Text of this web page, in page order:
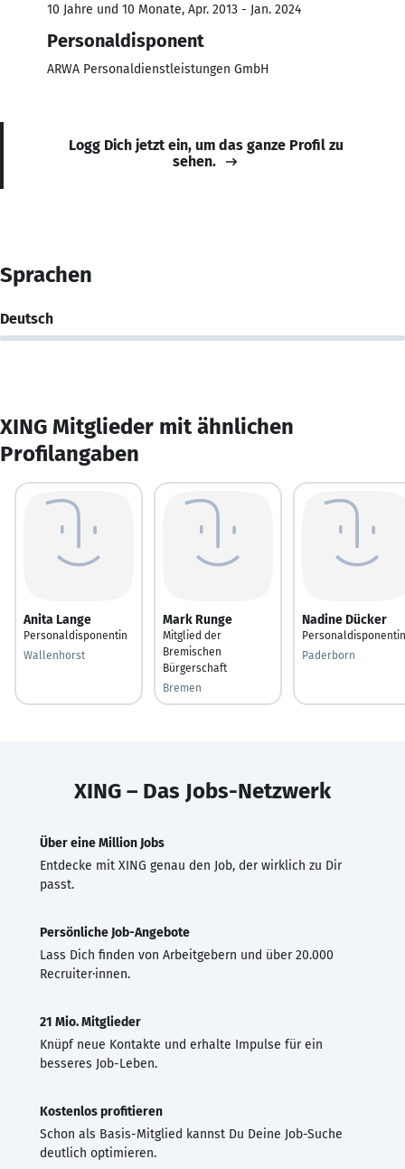
10 Jahre und 10 Monate, Apr. 2013 - Jan. 2024
Personaldisponent
ARWA Personaldienstleistungen GmbH
Logg Dich jetzt ein, um das ganze Profil zu
sehen.
Sprachen
Deutsch
XING Mitglieder mit ähnlichen
Profilangaben
Anita Lange
Personaldisponentin
Wallenhorst
Mark Runge
Mitglied der
Bremischen
Bürgerschaft
Bremen
Nadine Dücker
Personaldisponentin
Paderborn
XING – Das Jobs-Netzwerk
Über eine Million Jobs
Entdecke mit XING genau den Job, der wirklich zu Dir
passt.
Persönliche Job-Angebote
Lass Dich finden von Arbeitgebern und über 20.000
Recruiter·innen.
21 Mio. Mitglieder
Knüpf neue Kontakte und erhalte Impulse für ein
besseres Job-Leben.
Kostenlos profitieren
Schon als Basis-Mitglied kannst Du Deine Job-Suche
deutlich optimieren.